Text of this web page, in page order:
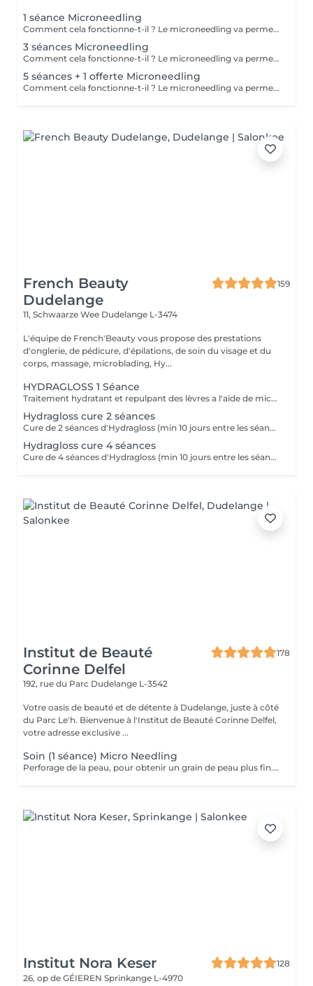
1 séance Microneedling
Comment cela fonctionne-t-il ? Le microneedling va permettre une pénétration de principes actifs boosteur dans la peau grâce à des micros aiguilles. Quels résultats ? Une peau lisse, une réduction des pores dilatés, atténuation des rides et ridules. Nous vous prions de bien vouloir respecter votre rendez-vous. En prenant rendez-vous, vous occupez une place, dont une autre personne aurait éventuellement besoin. Tout rendez-vous non annulé 24h en avance, est susceptible d'être facturé. (Si vous ne pouvez pas vous présenter à votre RDV, proposez-le éventuellement à un proche ou à un ami) Toute l'équipe de Aromas Institut vous remercie pour votre respect et votre compréhension.
3 séances Microneedling
Comment cela fonctionne-t-il ? Le microneedling va permettre une pénétration de principes actifs boosteur dans la peau grâce à des micros aiguilles. Quels résultats ? Une peau lisse, une réduction des pores dilatés, atténuation des rides et ridules. Nous vous prions de bien vouloir respecter votre rendez-vous. En prenant rendez-vous, vous occupez une place, dont une autre personne aurait éventuellement besoin. Tout rendez-vous non annulé 24h en avance, est susceptible d'être facturé. (Si vous ne pouvez pas vous présenter à votre RDV, proposez-le éventuellement à un proche ou à un ami) Toute l'équipe de Aromas Institut vous remercie pour votre respect et votre compréhension.
5 séances + 1 offerte Microneedling
Comment cela fonctionne-t-il ? Le microneedling va permettre une pénétration de principes actifs boosteur dans la peau grâce à des micros aiguilles. Quels résultats ? Une peau lisse, une réduction des pores dilatés, atténuation des rides et ridules. Nous vous prions de bien vouloir respecter votre rendez-vous. En prenant rendez-vous, vous occupez une place, dont une autre personne aurait éventuellement besoin. Tout rendez-vous non annulé 24h en avance, est susceptible d'être facturé. (Si vous ne pouvez pas vous présenter à votre RDV, proposez-le éventuellement à un proche ou à un ami) Toute l'équipe de Aromas Institut vous remercie pour votre respect et votre compréhension.
French Beauty
Dudelange
159
11, Schwaarze Wee Dudelange L-3474
L'équipe de French'Beauty vous propose des prestations
d'onglerie, de pédicure, d'épilations, de soin du visage et du
corps, massage, microblading, Hy...
HYDRAGLOSS 1 Séance
Traitement hydratant et repulpant des lèvres a l'aide de micro aiguilles et d'acide hyaluronique.
Hydragloss cure 2 séances
Cure de 2 séances d'Hydragloss (min 10 jours entre les séances pour un résultat optimal)
Hydragloss cure 4 séances
Cure de 4 séances d'Hydragloss (min 10 jours entre les séances pour un résultat optimal)
Institut de Beauté
Corinne Delfel
178
192, rue du Parc Dudelange L-3542
Votre oasis de beauté et de détente à Dudelange, juste à côté
du Parc Le'h. Bienvenue à l'Institut de Beauté Corinne Delfel,
votre adresse exclusive ...
Soin (1 séance) Micro Needling
Perforage de la peau, pour obtenir un grain de peau plus fin. Traitement pour cicatrices, rides, pores dilatées et réparation de la peau.
Institut Nora Keser
128
26, op de GÉIEREN Sprinkange L-4970